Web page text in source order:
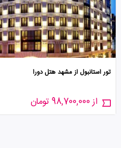
تور استانبول از مشهد هتل دورا
از 98,700,000 تومان